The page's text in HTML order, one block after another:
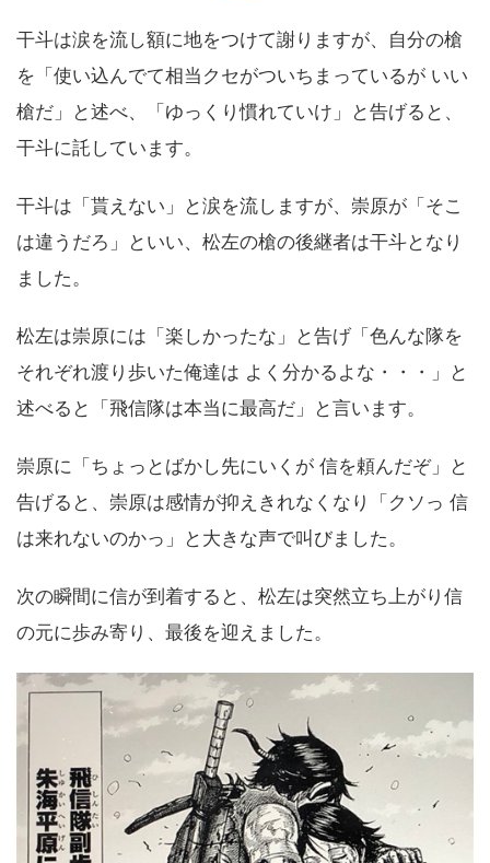
干斗は涙を流し額に地をつけて謝りますが、自分の槍
を「使い込んでて相当クセがついちまっているが いい
槍だ」と述べ、「ゆっくり慣れていけ」と告げると、
干斗に託しています。
干斗は「貰えない」と涙を流しますが、崇原が「そこ
は違うだろ」といい、松左の槍の後継者は干斗となり
ました。
松左は崇原には「楽しかったな」と告げ「色んな隊を
それぞれ渡り歩いた俺達は よく分かるよな・・・」と
述べると「飛信隊は本当に最高だ」と言います。
崇原に「ちょっとばかし先にいくが 信を頼んだぞ」と
告げると、崇原は感情が抑えきれなくなり「クソっ 信
は来れないのかっ」と大きな声で叫びました。
次の瞬間に信が到着すると、松左は突然立ち上がり信
の元に歩み寄り、最後を迎えました。